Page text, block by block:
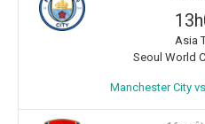
Asia
Seoul World
Manchester City